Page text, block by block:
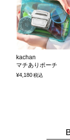
kachan
マチありポーチ
¥4,180税込